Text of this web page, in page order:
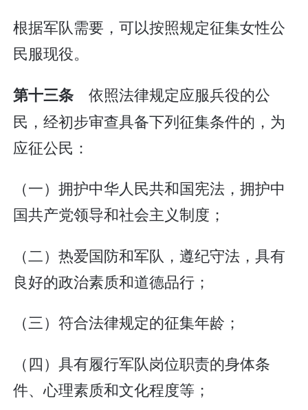
根据军队需要，可以按照规定征集女性公
民服现役。
第十三条 依照法律规定应服兵役的公
民，经初步审查具备下列征集条件的，为
应征公民：
（一）拥护中华人民共和国宪法，拥护中
国共产党领导和社会主义制度；
（二）热爱国防和军队，遵纪守法，具有
良好的政治素质和道德品行；
（三）符合法律规定的征集年龄；
（四）具有履行军队岗位职责的身体条
件、心理素质和文化程度等；